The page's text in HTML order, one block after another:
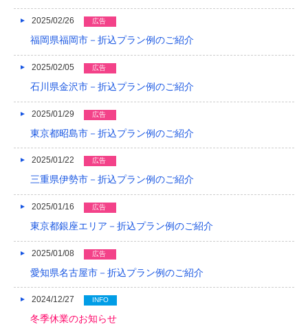
2015/05
2015/01
2014/12
2014/11
2014/09
2014/08
2014/06
2014/05
2014/04
2014/03
2014/02
2025/02/26 広告
福岡県福岡市－折込プラン例のご紹介
2025/02/05 広告
石川県金沢市－折込プラン例のご紹介
2025/01/29 広告
東京都昭島市－折込プラン例のご紹介
2025/01/22 広告
三重県伊勢市－折込プラン例のご紹介
2025/01/16 広告
東京都銀座エリア－折込プラン例のご紹介
2025/01/08 広告
愛知県名古屋市－折込プラン例のご紹介
2024/12/27 INFO
冬季休業のお知らせ